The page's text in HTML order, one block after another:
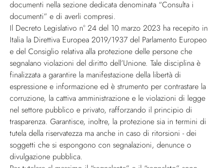
documenti nella sezione dedicata denominata “Consulta i
documenti” e di averli compresi.
Il Decreto Legislativo n° 24 del 10 marzo 2023 ha recepito in
Italia la Direttiva Europea 2019/1937 del Parlamento Europeo
e del Consiglio relativa alla protezione delle persone che
segnalano violazioni del diritto dell’Unione. Tale disciplina è
finalizzata a garantire la manifestazione della libertà di
espressione e informazione ed è strumento per contrastare la
corruzione, la cattiva amministrazione e le violazioni di legge
nel settore pubblico e privato, rafforzando il principio di
trasparenza. Garantisce, inoltre, la protezione sia in termini di
tutela della riservatezza ma anche in caso di ritorsioni - dei
soggetti che si espongono con segnalazioni, denunce o
divulgazione pubblica.